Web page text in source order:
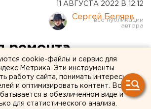
11 АВГУСТА 2022 В 12:12
Сергей Беляев
ремонта
ГРЭС без
воды осталась
под
cookie-файлы и сервис для
Эти инструменты
работу сайта, понимать интересы
и оптимизировать контент. Вся
в обезличенном виде и
для статистического анализа.